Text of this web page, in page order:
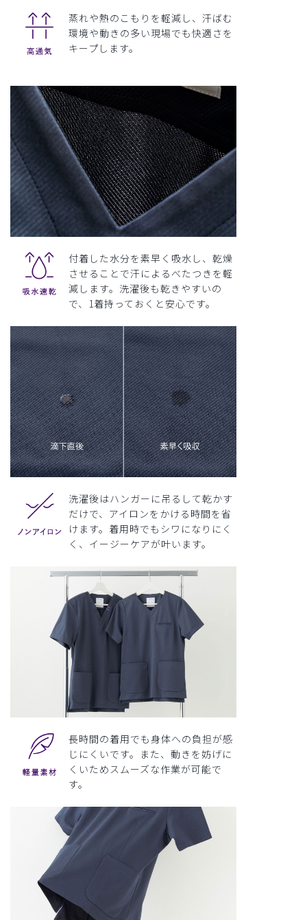
蒸れや熱のこもりを軽減し、汗ばむ
環境や動きの多い現場でも快適さを
キープします。
付着した水分を素早く吸水し、乾燥
させることで汗によるべたつきを軽
減します。洗濯後も乾きやすいの
で、1着持っておくと安心です。
洗濯後はハンガーに吊るして乾かす
だけで、アイロンをかける時間を省
けます。着用時でもシワになりにく
く、イージーケアが叶います。
長時間の着用でも身体への負担が感
じにくいです。また、動きを妨げに
くいためスムーズな作業が可能で
す。